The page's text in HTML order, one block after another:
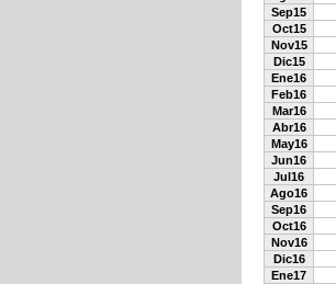
Sep15
Oct15
Nov15
Dic15
Ene16
Feb16
Mar16
Abr16
May16
Jun16
Jul16
Ago16
Sep16
Oct16
Nov16
Dic16
Ene17